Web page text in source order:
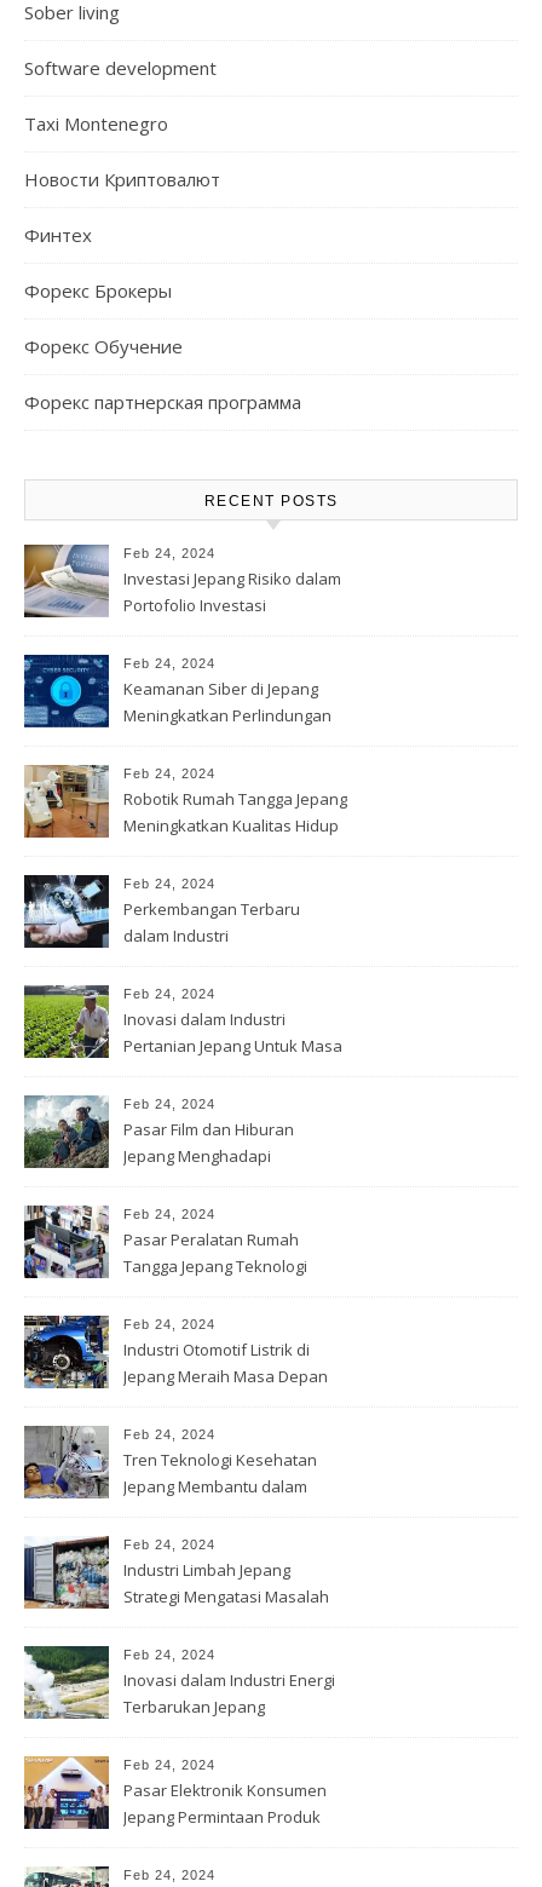
Sober living
Software development
Taxi Montenegro
Новости Криптовалют
Финтех
Форекс Брокеры
Форекс Обучение
Форекс партнерская программа
RECENT POSTS
Feb 24, 2024
Investasi Jepang Risiko dalam
Portofolio Investasi
Feb 24, 2024
Keamanan Siber di Jepang
Meningkatkan Perlindungan
Feb 24, 2024
Robotik Rumah Tangga Jepang
Meningkatkan Kualitas Hidup
Feb 24, 2024
Perkembangan Terbaru
dalam Industri
Feb 24, 2024
Inovasi dalam Industri
Pertanian Jepang Untuk Masa
Feb 24, 2024
Pasar Film dan Hiburan
Jepang Menghadapi
Feb 24, 2024
Pasar Peralatan Rumah
Tangga Jepang Teknologi
Feb 24, 2024
Industri Otomotif Listrik di
Jepang Meraih Masa Depan
Feb 24, 2024
Tren Teknologi Kesehatan
Jepang Membantu dalam
Feb 24, 2024
Industri Limbah Jepang
Strategi Mengatasi Masalah
Feb 24, 2024
Inovasi dalam Industri Energi
Terbarukan Jepang
Feb 24, 2024
Pasar Elektronik Konsumen
Jepang Permintaan Produk
Feb 24, 2024